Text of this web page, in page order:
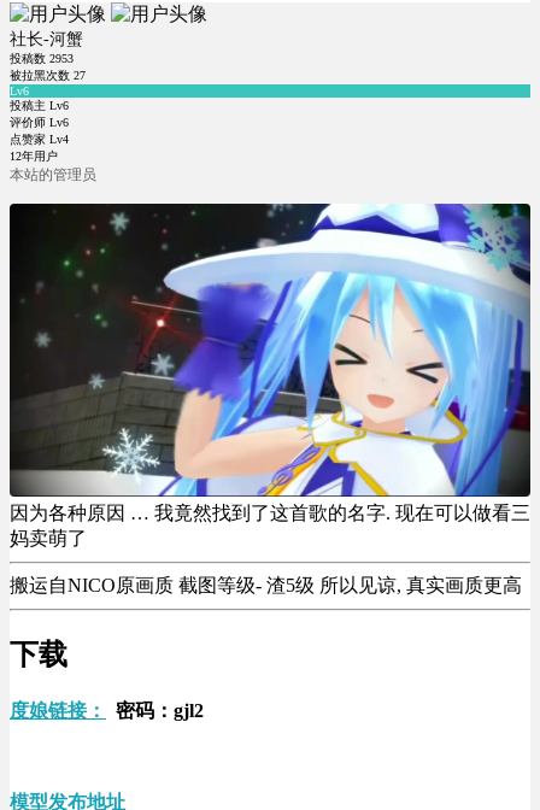
社长-河蟹
投稿数 2953
被拉黑次数 27
Lv6
投稿主 Lv6
评价师 Lv6
点赞家 Lv4
12年用户
本站的管理员
因为各种原因 … 我竟然找到了这首歌的名字. 现在可以做看三
妈卖萌了
搬运自NICO原画质 截图等级- 渣5级 所以见谅, 真实画质更高
下载
度娘链接： 密码：gjl2
模型发布地址